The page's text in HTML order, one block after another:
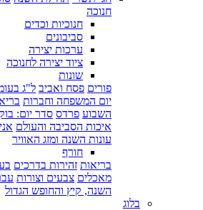
חנוכה
חנוכיות וכדים
סביבונים
ערכות יצירה
ציוד יצירה לחנוכה
שונות
פורים פסח ואביב ל"ג
יום המשפחה וחברות
השבוע פרדס סדר יום:
איכות הסביבה והעולם
עונות השנה ומזג האוויר
חורף
בריאות זהירות בדרכים
מאכלים צבעים וצורות
השנה, קיץ והחופש הגדול
בלוג